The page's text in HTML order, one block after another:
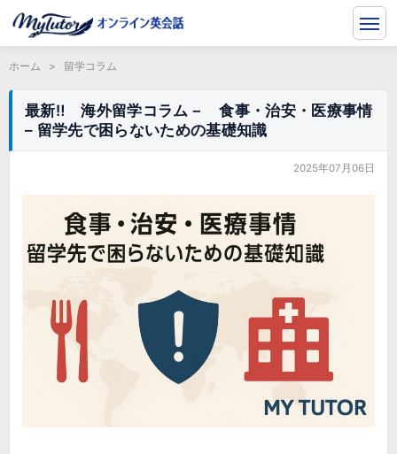
ホーム > 留学コラム
最新‼ 海外留学コラム－ 食事・治安・医療事情
– 留学先で困らないための基礎知識
2025年07月06日